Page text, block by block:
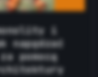
i
napędzać
pomocą